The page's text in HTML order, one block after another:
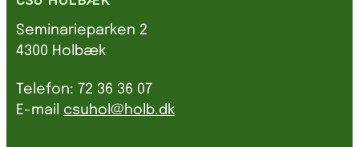
Seminarieparken 2
4300 Holbæk
Telefon: 72 36 36 07
E-mail csuhol@holb.dk